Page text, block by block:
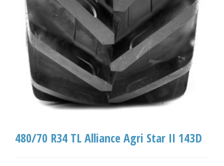
480/70 R34 TL Alliance Agri Star II 143D